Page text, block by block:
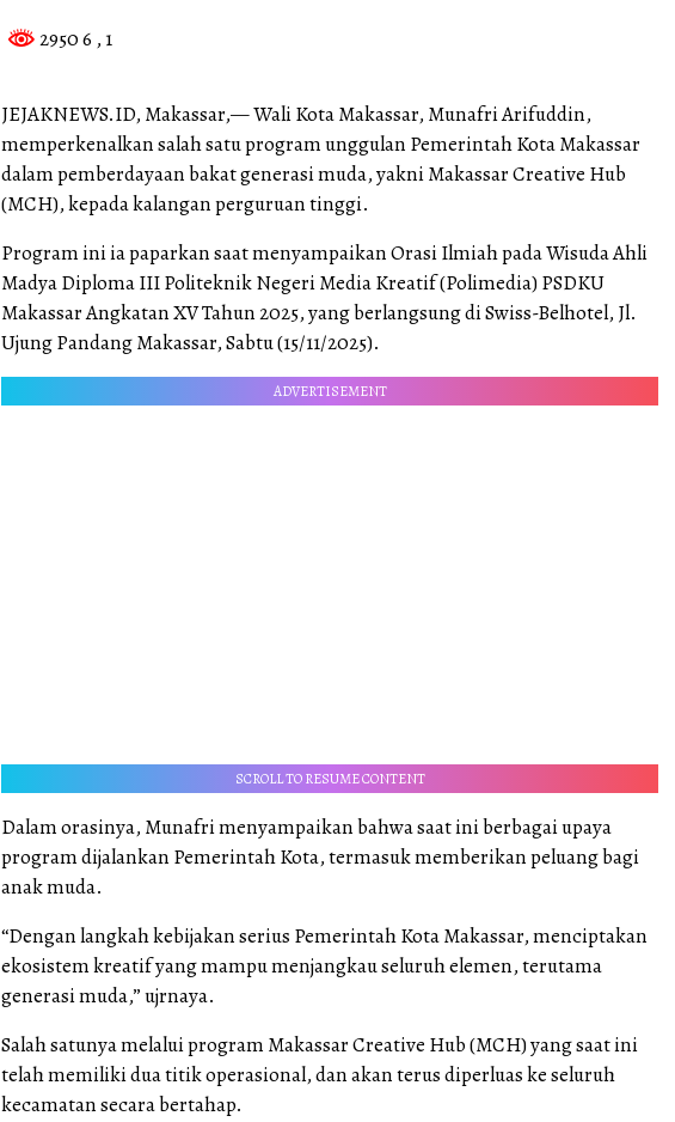
2950 6 , 1
JEJAKNEWS.ID, Makassar,— Wali Kota Makassar, Munafri Arifuddin,
memperkenalkan salah satu program unggulan Pemerintah Kota Makassar
dalam pemberdayaan bakat generasi muda, yakni Makassar Creative Hub
(MCH), kepada kalangan perguruan tinggi.
Program ini ia paparkan saat menyampaikan Orasi Ilmiah pada Wisuda Ahli
Madya Diploma III Politeknik Negeri Media Kreatif (Polimedia) PSDKU
Makassar Angkatan XV Tahun 2025, yang berlangsung di Swiss-Belhotel, Jl.
Ujung Pandang Makassar, Sabtu (15/11/2025).
ADVERTISEMENT
SCROLL TO RESUME CONTENT
Dalam orasinya, Munafri menyampaikan bahwa saat ini berbagai upaya
program dijalankan Pemerintah Kota, termasuk memberikan peluang bagi
anak muda.
“Dengan langkah kebijakan serius Pemerintah Kota Makassar, menciptakan
ekosistem kreatif yang mampu menjangkau seluruh elemen, terutama
generasi muda,” ujrnaya.
Salah satunya melalui program Makassar Creative Hub (MCH) yang saat ini
telah memiliki dua titik operasional, dan akan terus diperluas ke seluruh
kecamatan secara bertahap.